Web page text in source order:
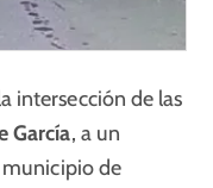
intersección de las
García, a un
de